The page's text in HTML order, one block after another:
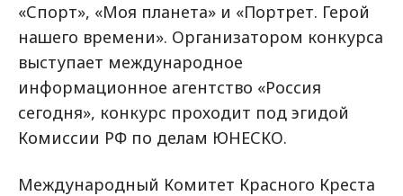
«Спорт», «Моя планета» и «Портрет. Герой
нашего времени». Организатором конкурса
выступает международное
информационное агентство «Россия
сегодня», конкурс проходит под эгидой
Комиссии РФ по делам ЮНЕСКО.
Международный Комитет Красного Креста